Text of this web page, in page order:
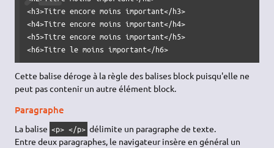
<h3>Titre encore moins important</h3>
<h4>Titre encore moins important</h4>
<h5>Titre encore moins important</h5>
<h6>Titre le moins important</h6>
Cette balise déroge à la règle des balises block puisqu'elle ne
peut pas contenir un autre élément block.
Paragraphe
La balise <p> </p> délimite un paragraphe de texte.
Entre deux paragraphes, le navigateur insère en général un